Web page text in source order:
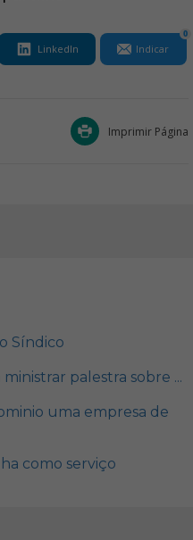
LinkedIn Indicar
0
Imprimir Página
Síndico
palestra sobre ...
uma empresa de
como serviço